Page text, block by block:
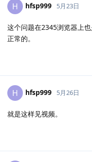
H hfsp999 5月23日
这个问题在2345浏览器上
正常的。
H hfsp999 5月26日
就是这样见视频。